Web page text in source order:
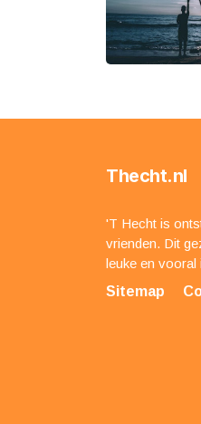
Thecht.nl
'T Hecht is
vrienden. Dit
leuke en vooral
Sitemap